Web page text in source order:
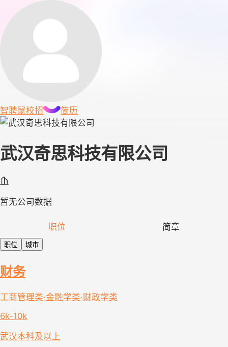
智聘鼠校招 简历
武汉奇思科技有限公司
暂无公司数据
职位 简章
职位 城市
财务
工商管理类·金融学类·财政学类
6k-10k
武汉本科及以上